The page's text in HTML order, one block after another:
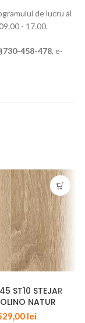
de lucru al
- 17.00.
458-478, e-
ST10 STEJAR
NATUR
lei